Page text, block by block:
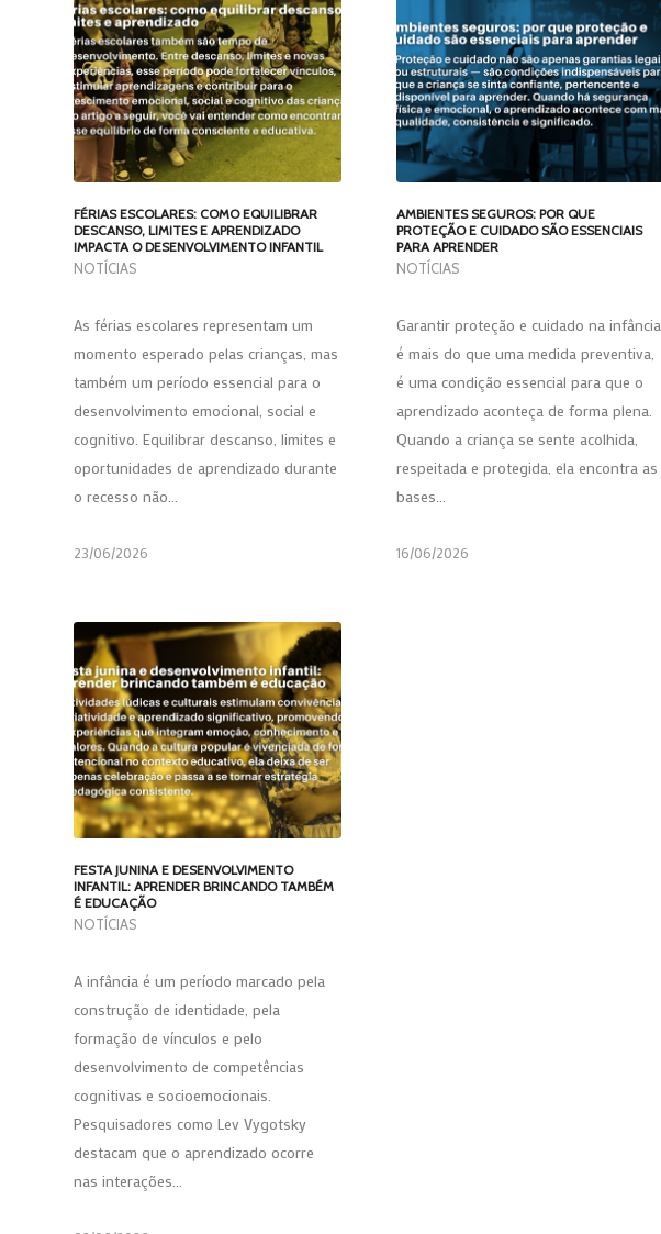
FÉRIAS ESCOLARES: COMO EQUILIBRAR
DESCANSO, LIMITES E APRENDIZADO
IMPACTA O DESENVOLVIMENTO INFANTIL
NOTÍCIAS
As férias escolares representam um
momento esperado pelas crianças, mas
também um período essencial para o
desenvolvimento emocional, social e
cognitivo. Equilibrar descanso, limites e
oportunidades de aprendizado durante
o recesso não…
23/06/2026
AMBIENTES SEGUROS: POR QUE
PROTEÇÃO E CUIDADO SÃO ESSENCIAIS
PARA APRENDER
NOTÍCIAS
Garantir proteção e cuidado na infância
é mais do que uma medida preventiva,
é uma condição essencial para que o
aprendizado aconteça de forma plena.
Quando a criança se sente acolhida,
respeitada e protegida, ela encontra as
bases…
16/06/2026
FESTA JUNINA E DESENVOLVIMENTO
INFANTIL: APRENDER BRINCANDO TAMBÉM
É EDUCAÇÃO
NOTÍCIAS
A infância é um período marcado pela
construção de identidade, pela
formação de vínculos e pelo
desenvolvimento de competências
cognitivas e socioemocionais.
Pesquisadores como Lev Vygotsky
destacam que o aprendizado ocorre
nas interações…